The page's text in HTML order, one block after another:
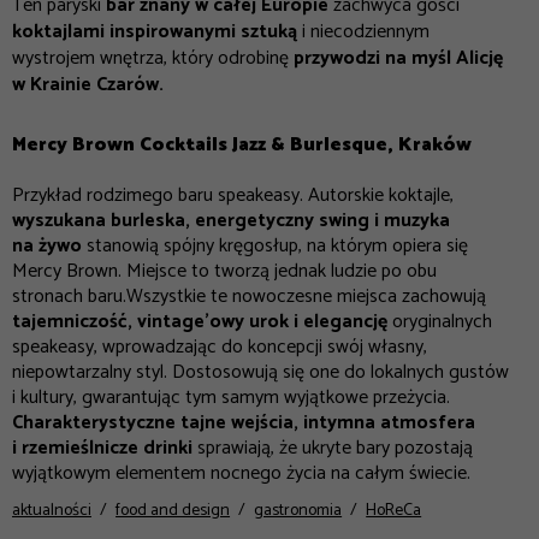
koktajlami inspirowanymi sztukąi niecodziennym
wystrojem wnętrza, który odrobinęprzywodzi na myśl Alicję
w Krainie Czarów.
Mercy Brown Cocktails Jazz & Burlesque, Kraków
Przykład rodzimego baru speakeasy. Autorskie koktajle,
wyszukana burleska, energetyczny swing i muzyka
na żywo stanowią spójny kręgosłup, na którym opiera się
Mercy Brown. Miejsce to tworzą jednak ludzie po obu
stronach baru.Wszystkie te nowoczesne miejsca zachowują
tajemniczość, vintage’owy urok i elegancjęoryginalnych
speakeasy, wprowadzając do koncepcji swój własny,
niepowtarzalny styl. Dostosowują się one do lokalnych gustów
i kultury, gwarantując tym samym wyjątkowe przeżycia.
Charakterystyczne tajne wejścia, intymna atmosfera
i rzemieślnicze drinki sprawiają, że ukryte bary pozostają
wyjątkowym elementem nocnego życia na całym świecie.
aktualności food and design gastronomia HoReCa